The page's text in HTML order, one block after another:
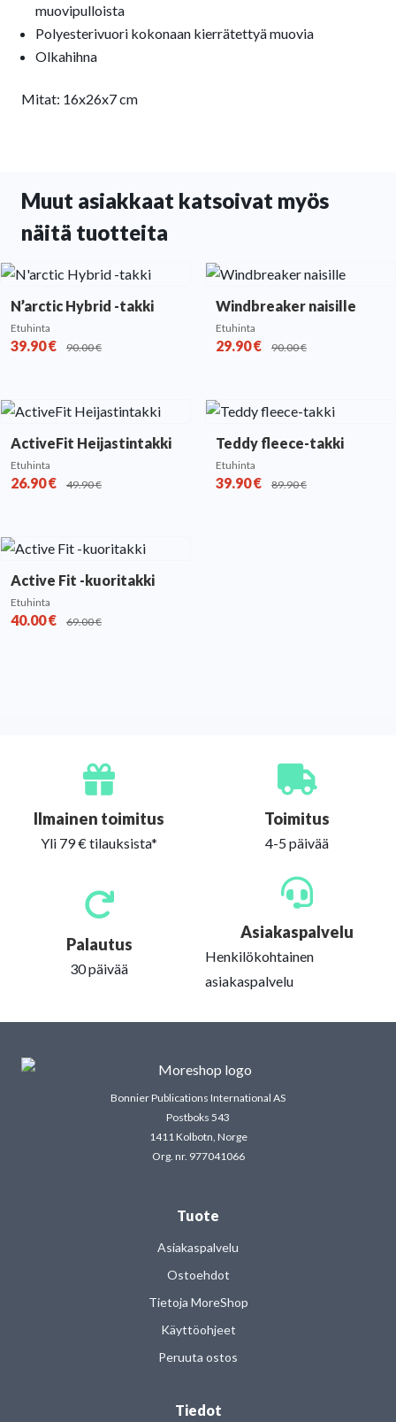
muovipulloista
Polyesterivuori kokonaan kierrätettyä muovia
Olkahihna
Mitat: 16x26x7 cm
Muut asiakkaat katsoivat myös
näitä tuotteita
N’arctic Hybrid -takki
Etuhinta
39.90€ 90.00€
Windbreaker naisille
Etuhinta
29.90€ 90.00€
ActiveFit Heijastintakki
Etuhinta
26.90€ 49.90€
Teddy fleece-takki
Etuhinta
39.90€ 89.90€
Active Fit -kuoritakki
Etuhinta
40.00€ 69.00€
Ilmainen toimitus
Yli 79 € tilauksista*
Toimitus
4-5 päivää
Palautus
30 päivää
Asiakaspalvelu
Henkilökohtainen
asiakaspalvelu
Bonnier Publications International AS
Postboks 543
1411 Kolbotn, Norge
Org. nr. 977041066
Tuote
Asiakaspalvelu
Ostoehdot
Tietoja MoreShop
Käyttöohjeet
Peruuta ostos
Tiedot